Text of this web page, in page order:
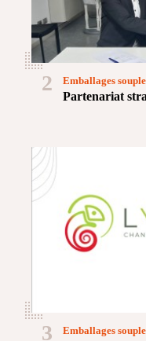
2
Partenariat
Emballages
3 Emballages